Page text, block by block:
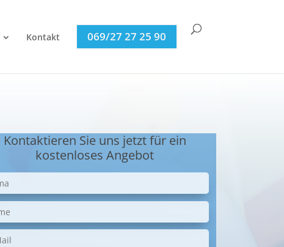
Kontakt 069/27 27 25 90
Kontaktieren Sie uns jetzt für ein
kostenloses Angebot